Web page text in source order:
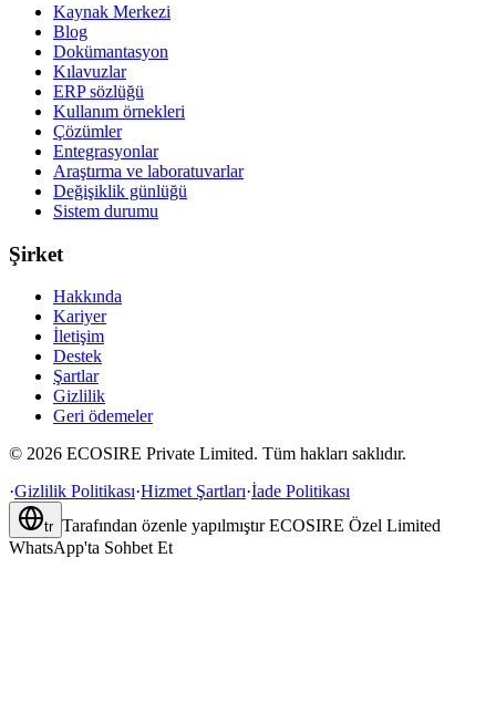
Kaynak Merkezi
Blog
Dokümantasyon
Kılavuzlar
ERP sözlüğü
Kullanım örnekleri
Çözümler
Entegrasyonlar
Araştırma ve laboratuvarlar
Değişiklik günlüğü
Sistem durumu
Şirket
Hakkında
Kariyer
İletişim
Destek
Şartlar
Gizlilik
Geri ödemeler
© 2026 ECOSIRE Private Limited. Tüm hakları saklıdır.
·Gizlilik Politikası·Hizmet Şartları·İade Politikası
tr Tarafından özenle yapılmıştır ECOSIRE Özel Limited
WhatsApp'ta Sohbet Et